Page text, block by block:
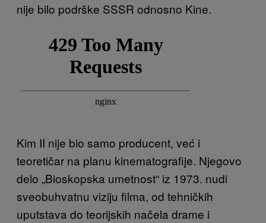
nije bilo podrške SSSR odnosno Kine.
Kim II nije bio samo producent, već i
teoretičar na planu kinematografije. Njegovo
delo „Bioskopska umetnost“ iz 1973. nudi
sveobuhvatnu viziju filma, od tehničkih
uputstava do teorijskih načela drame i